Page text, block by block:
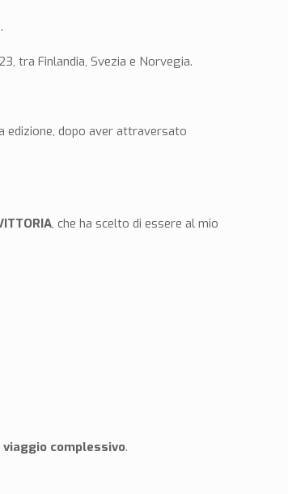
tra Finlandia, Svezia e Norvegia.
edizione, dopo aver attraversato
, che ha scelto di essere al mio
viaggio complessivo.